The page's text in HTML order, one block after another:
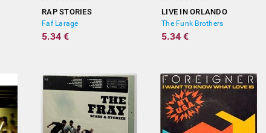
RAP STORIES
Faf Larage
5.34 €
LIVE IN ORLANDO
The Funk Brothers
5.34 €